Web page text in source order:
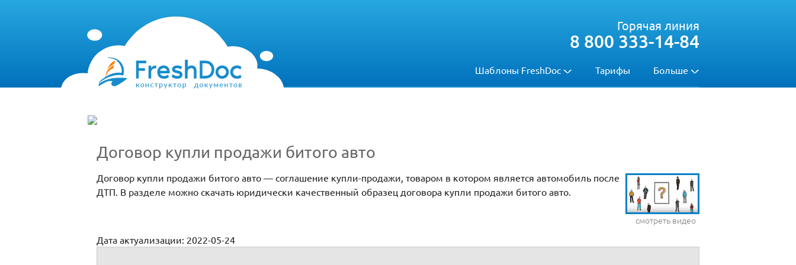
Шаблоны FreshDoc Тарифы Больше
Горячая линия
8 800 333-14-84
Договор купли продажи битого авто
смотреть видео
Договор купли продажи битого авто — соглашение купли-продажи, товаром в котором является автомобиль после
ДТП. В разделе можно скачать юридически качественный образец договора купли продажи битого авто.
Дата актуализации: 2022-05-24